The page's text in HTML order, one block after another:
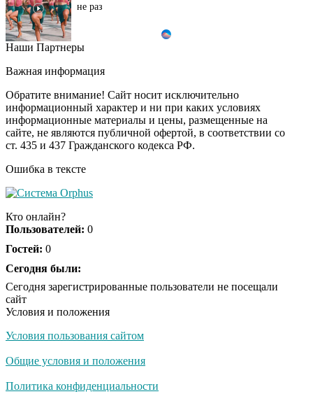
не раз
Ролик из Омска: вы
i
Почему в школе
Загитовой стоимостью
больше миллиарда
Ролик длится пару
Королева вагона
оставит равнодушным
Наши Партнеры
Важная информация
Обратите внимание! Сайт носит исключительно
информационный характер и ни при каких условиях
информационные материалы и цены, размещенные на
сайте, не являются публичной офертой, в соответствии со
ст. 435 и 437 Гражданского кодекса РФ.
Ошибка в тексте
Кто онлайн?
Пользователей: 0
Гостей: 0
Сегодня были:
Сегодня зарегистрированные пользователи не посещали
сайт
Условия и положения
Условия пользования сайтом
Общие условия и положения
Политика конфиденциальности